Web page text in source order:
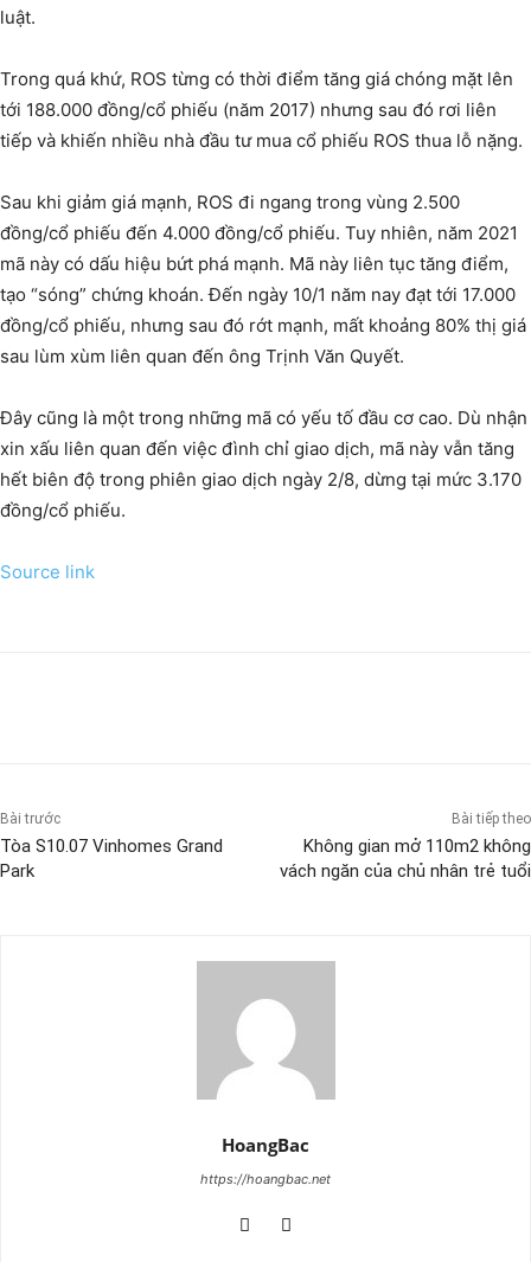
luật.
Trong quá khứ, ROS từng có thời điểm tăng giá chóng mặt lên
tới 188.000 đồng/cổ phiếu (năm 2017) nhưng sau đó rơi liên
tiếp và khiến nhiều nhà đầu tư mua cổ phiếu ROS thua lỗ nặng.
Sau khi giảm giá mạnh, ROS đi ngang trong vùng 2.500
đồng/cổ phiếu đến 4.000 đồng/cổ phiếu. Tuy nhiên, năm 2021
mã này có dấu hiệu bứt phá mạnh. Mã này liên tục tăng điểm,
tạo “sóng” chứng khoán. Đến ngày 10/1 năm nay đạt tới 17.000
đồng/cổ phiếu, nhưng sau đó rớt mạnh, mất khoảng 80% thị giá
sau lùm xùm liên quan đến ông Trịnh Văn Quyết.
Đây cũng là một trong những mã có yếu tố đầu cơ cao. Dù nhận
xin xấu liên quan đến việc đình chỉ giao dịch, mã này vẫn tăng
hết biên độ trong phiên giao dịch ngày 2/8, dừng tại mức 3.170
đồng/cổ phiếu.
Source link
Bài trước
Tòa S10.07 Vinhomes Grand
Park
Bài tiếp theo
Không gian mở 110m2 không
vách ngăn của chủ nhân trẻ tuổi
HoangBac
https://hoangbac.net